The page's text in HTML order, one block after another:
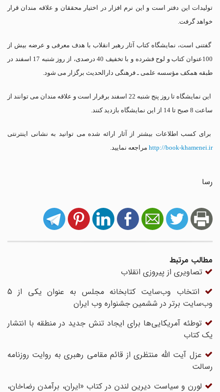
تولیدات این دفتر است و این نرم افزار در اختیار محققان و علاقه مندان قرار
خواهد گرفت.
گفتنی است، نمایشگاه کتاب آثار رهبر انقلاب با هدف معرفی و عرضه بیش از
100عنوان کتاب و لوح فشرده و با تخفیف 40 درصدی، از روز شنبه 17 اسفند در
طبقه همکف مؤسسه علمی ـ فرهنگی دارالحدیث برگزار می شود.
این نمایشگاه تا روز پنج شنبه 22 اسفند برقرار است و علاقه مندان می توانند از
ساعت 8 صبح تا 14 از این نمایشگاه بازدید کنند.
برای کسب اطلاعات بیشتر از آثار ارائه شده می توانید به نشانی اینترنتی
http://book-khamenei.irمراجعه نمایید.
رسا
مطالب مرتبط
تصاویری از پیروزی انقلاب
انتخاب وب‌سایت کتابخانه مجلس به عنوان یکی از 5
وب‌سایت برتر در ششمین جشنواره وب ایران
توطئه آمریکایی‌ها برای ایجاد تنش جدید در منطقه با انتشار
یک کتاب
عزل آیت الله منتظری از قائم مقامی رهبری به روایت روزنامه
رسالت
لورن و سیاست دیرین لندن در کتاب «ایران، برآمدن رضاخان،